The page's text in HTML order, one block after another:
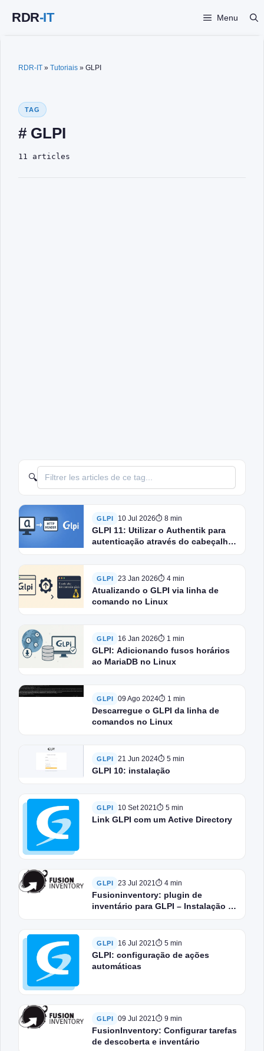
para
Menu
RDR-IT » Tutoriais » GLPI
TAG
# GLPI
11 articles
🔍
GLPI 10 Jul 2026⏱ 8 min
GLPI 11: Utilizar o Authentik para
autenticação através do cabeçalho
GLPI 23 Jan 2026⏱ 4 min
Atualizando o GLPI via linha de
comando no Linux
GLPI 16 Jan 2026⏱ 1 min
GLPI: Adicionando fusos horários
ao MariaDB no Linux
GLPI 09 Ago 2024⏱ 1 min
Descarregue o GLPI da linha de
comandos no Linux
GLPI 21 Jun 2024⏱ 5 min
GLPI 10: instalação
GLPI 10 Set 2021⏱ 5 min
Link GLPI com um Active Directory
GLPI 23 Jul 2021⏱ 4 min
Fusioninventory: plugin de
inventário para GLPI – Instalação e
GLPI 16 Jul 2021⏱ 5 min
GLPI: configuração de ações
automáticas
GLPI 09 Jul 2021⏱ 9 min
FusionInventory: Configurar tarefas
de descoberta e inventário